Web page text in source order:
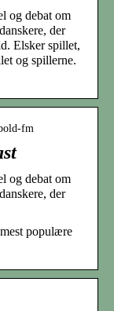
og debat om
der
Elsker spillet,
og spillerne.
fm
og debat om
der
populære